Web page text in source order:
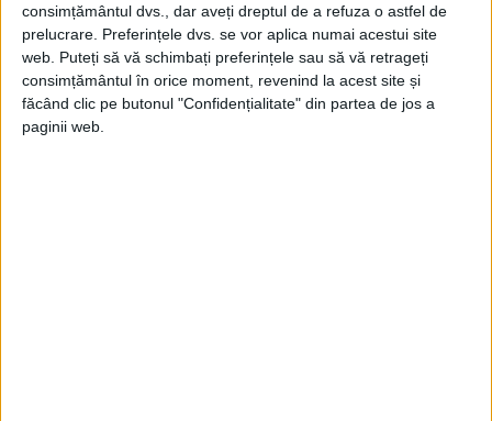
consimțământul dvs., dar aveți dreptul de a refuza o astfel de
prelucrare. Preferințele dvs. se vor aplica numai acestui site
web. Puteți să vă schimbați preferințele sau să vă retrageți
consimțământul în orice moment, revenind la acest site și
făcând clic pe butonul "Confidențialitate" din partea de jos a
paginii web.
„Cu un mic instrument de observare, chiar
şi cu un simplu binoclu, putem vedea în
acelaşi câmp benzile ecuatoriale ale lui
Jupiter şi sateliţii săi principali, precum şi